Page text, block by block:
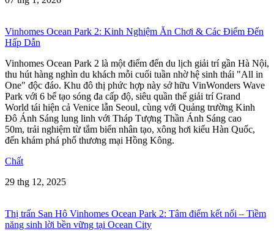
Vinhomes Ocean Park 2: Kinh Nghiệm Ăn Chơi & Các Điểm Đến
Hấp Dẫn
Vinhomes Ocean Park 2 là một điểm đến du lịch giải trí gần Hà Nội,
thu hút hàng nghìn du khách mỗi cuối tuần nhờ hệ sinh thái "All in
One" độc đáo. Khu đô thị phức hợp này sở hữu VinWonders Wave
Park với 6 bể tạo sóng đa cấp độ, siêu quần thể giải trí Grand
World tái hiện cả Venice lẫn Seoul, cùng với Quảng trường Kinh
Đô Ánh Sáng lung linh với Tháp Tượng Thần Ánh Sáng cao
50m, trải nghiệm từ tắm biển nhân tạo, xông hơi kiểu Hàn Quốc,
đến khám phá phố thương mại Hồng Kông.
Chất
29 thg 12, 2025
Thị trấn San Hô Vinhomes Ocean Park 2: Tâm điểm kết nối – Tiềm
năng sinh lời bền vững tại Ocean City